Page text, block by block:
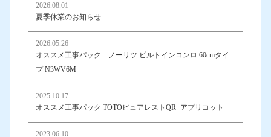
2026.08.01
夏季休業のお知らせ
2026.05.26
オススメ工事パック ノーリツ ビルトインコンロ 60cmタイ
プ N3WV6M
2025.10.17
オススメ工事パック TOTOピュアレストQR+アプリコット
2023.06.10